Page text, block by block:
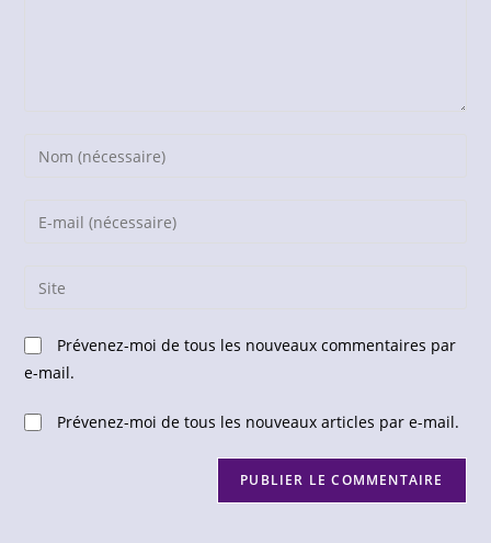
Enter
Enter
address
comment
Saisir
de
votre
(facultatif)
Prévenez-moi de tous les nouveaux commentaires par
e-mail.
Prévenez-moi de tous les nouveaux articles par e-mail.